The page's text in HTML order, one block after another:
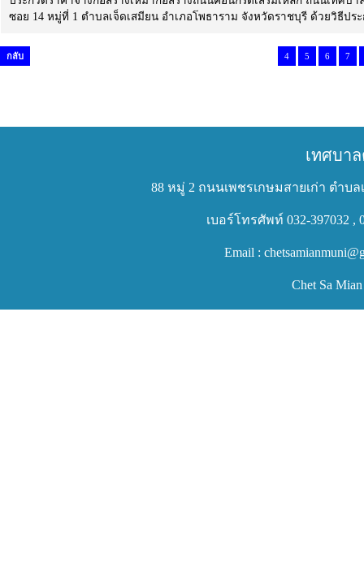
ซอย 14 หมู่ที่ 1 ตำบลเจ็ดเสมียน อำเภอโพธาราม จังหวัดราชบุรี ด้วยวิธีปร
กลับ 4 5 6 7
เทศบา
88 หมู่ 2 ถนนเพชรเกษมสายเก่า ตำบ
เบอร์โทรศัพท์ 032-397032 ,
Email :
Chet Sa